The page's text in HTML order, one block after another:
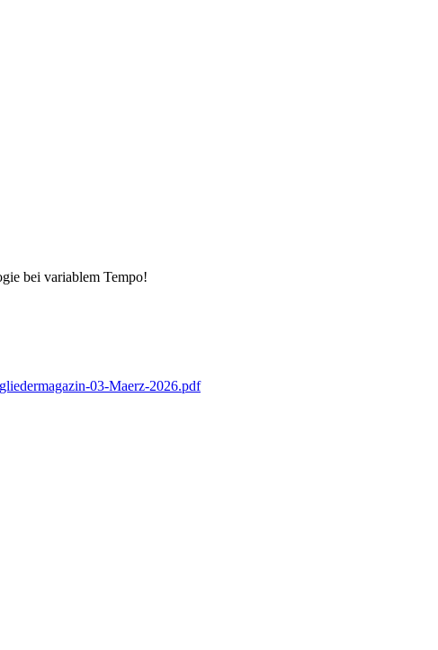
bei variablem Tempo!
03-Maerz-2026.pdf